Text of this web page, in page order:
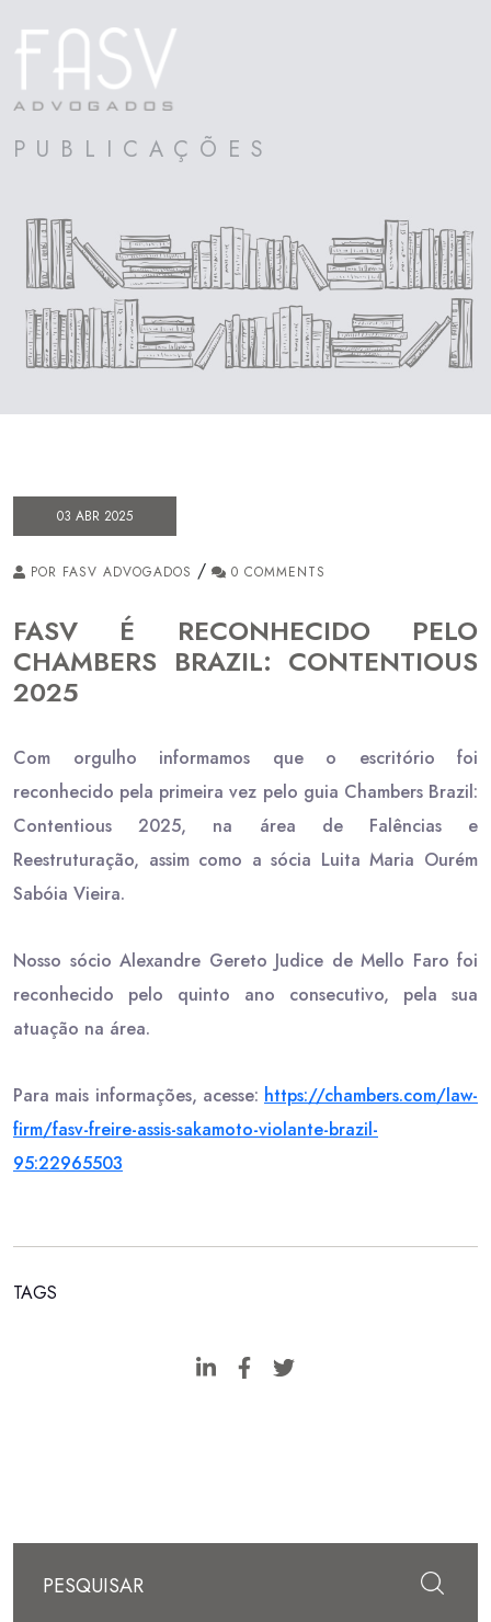
PUBLICAÇÕES
03 ABR 2025
POR FASV ADVOGADOS / 0 COMMENTS
FASV É RECONHECIDO PELO
CHAMBERS BRAZIL: CONTENTIOUS
2025
Com orgulho informamos que o escritório foi
reconhecido pela primeira vez pelo guia Chambers Brazil:
Contentious 2025, na área de Falências e
Reestruturação, assim como a sócia Luita Maria Ourém
Sabóia Vieira.
Nosso sócio Alexandre Gereto Judice de Mello Faro foi
reconhecido pelo quinto ano consecutivo, pela sua
atuação na área.
Para mais informações, acesse: https://chambers.com/law-
firm/fasv-freire-assis-sakamoto-violante-brazil-
95:22965503
TAGS